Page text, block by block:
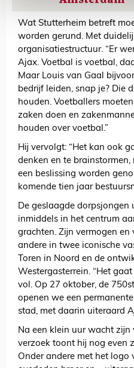
Wat Stutterheim betreft
worden gerund. Met
organisatiestructuur. “Er
Ajax. Voetbal is voetbal,
Maar Louis van Gaal
bedrijf leiden, snap je? Die
houden. Voetballers
zaken doen en
houden over voetbal.”
Hij vervolgt: “Het kan ook
denken en te
een beslissing worden
komende tien jaar
De geslaagde dorpsjongen
inmiddels in het centrum
grachten. Zijn vermogen en
andere in twee iconische
Toren in Noord en de
Westergasterrein. “Het
vol. Op 27 oktober, de
openen we een
stad, met daarin uiteraard
Na een klein uur wacht zijn
verzoek toont hij nog even
Onder andere met het logo